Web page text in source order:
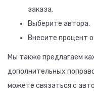
заказа.
Выберите автора.
Внесите процент
Мы также предлагаем
дополнительных
можете связаться с